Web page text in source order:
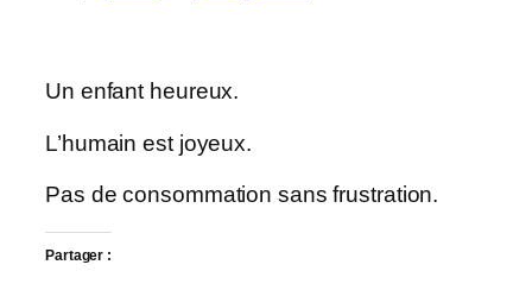
Un enfant heureux.
L’humain est joyeux.
Pas de consommation sans frustration.
Partager :